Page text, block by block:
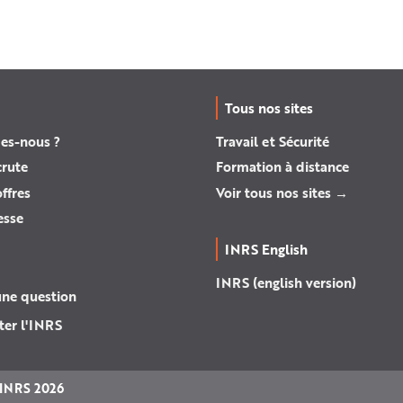
nous ?
question
l'INRS
Tous nos sites
Travail et Sécurité
Formation à distance
Voir tous nos sites →
INRS English
INRS (english version)
2026